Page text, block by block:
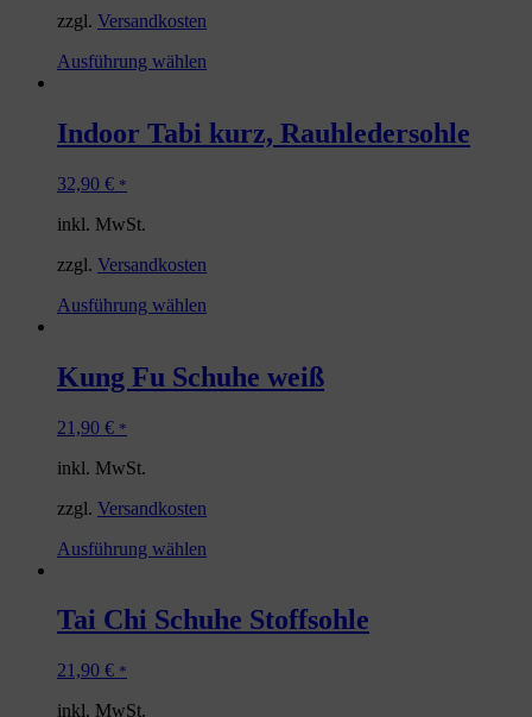
zzgl. Versandkosten
Ausführung wählen
Indoor Tabi kurz, Rauhledersohle
32,90 € *
inkl. MwSt.
zzgl. Versandkosten
Ausführung wählen
Kung Fu Schuhe weiß
21,90 € *
inkl. MwSt.
zzgl. Versandkosten
Ausführung wählen
Tai Chi Schuhe Stoffsohle
21,90 € *
inkl. MwSt.